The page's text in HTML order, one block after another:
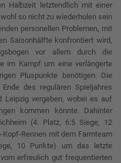
Halbzeit letztendlich mit einer
so nicht zu wiederholen sein
personellen Problemen, mit
Saisonhälfte konfrontiert wird,
vor allem durch die
im Kampf um eine verlängerte
Pluspunkte benötigen. Die
des regulären Spieljahres
Leipzig vergeben, wobei es auf
kommen könnte. Dahinter
(4. Platz, 6:5 Siege, 12
Rennen mit dem Farmteam
10 Punkte) um das letzte
erfreulich gut frequentierten